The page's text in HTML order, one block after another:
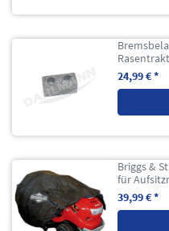
24,99 € *
Briggs &
für
39,99 € *